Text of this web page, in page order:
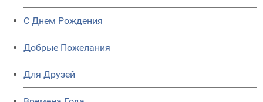
C Днем Рождения
Добрые Пожелания
Для Друзей